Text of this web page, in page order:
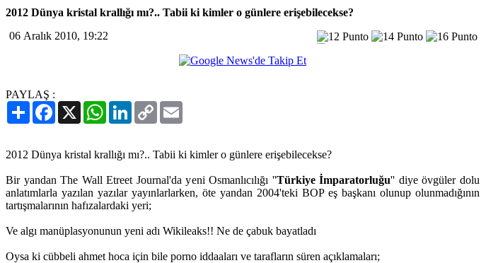
2012 Dünya kristal krallığı mı?.. Tabii ki kimler o günlere erişebilecekse?
06 Aralık 2010, 19:22
PAYLAŞ :
PaylaşFacebook
X WhatsAppLinkedIn
Copy
Link
2012 Dünya kristal krallığı mı?.. Tabii ki kimler o günlere erişebilecekse?
Bir yandan The Wall Etreet Journal'da yeni Osmanlıcılığı ''Türkiye İmparatorluğu'' diye övgüler dolu
anlatımlarla yazılan yazılar yayınlarlarken, öte yandan 2004'teki BOP eş başkanı olunup olunmadığının
tartışmalarının hafızalardaki yeri;
Ve algı manüplasyonunun yeni adı Wikileaks!! Ne de çabuk bayatladı
Oysa ki cübbeli ahmet hoca için bile porno iddaaları ve tarafların süren açıklamaları;